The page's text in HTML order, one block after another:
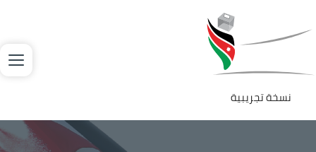
تجاوز إلى المحتوى الرئيسي
نسخة تجريبية